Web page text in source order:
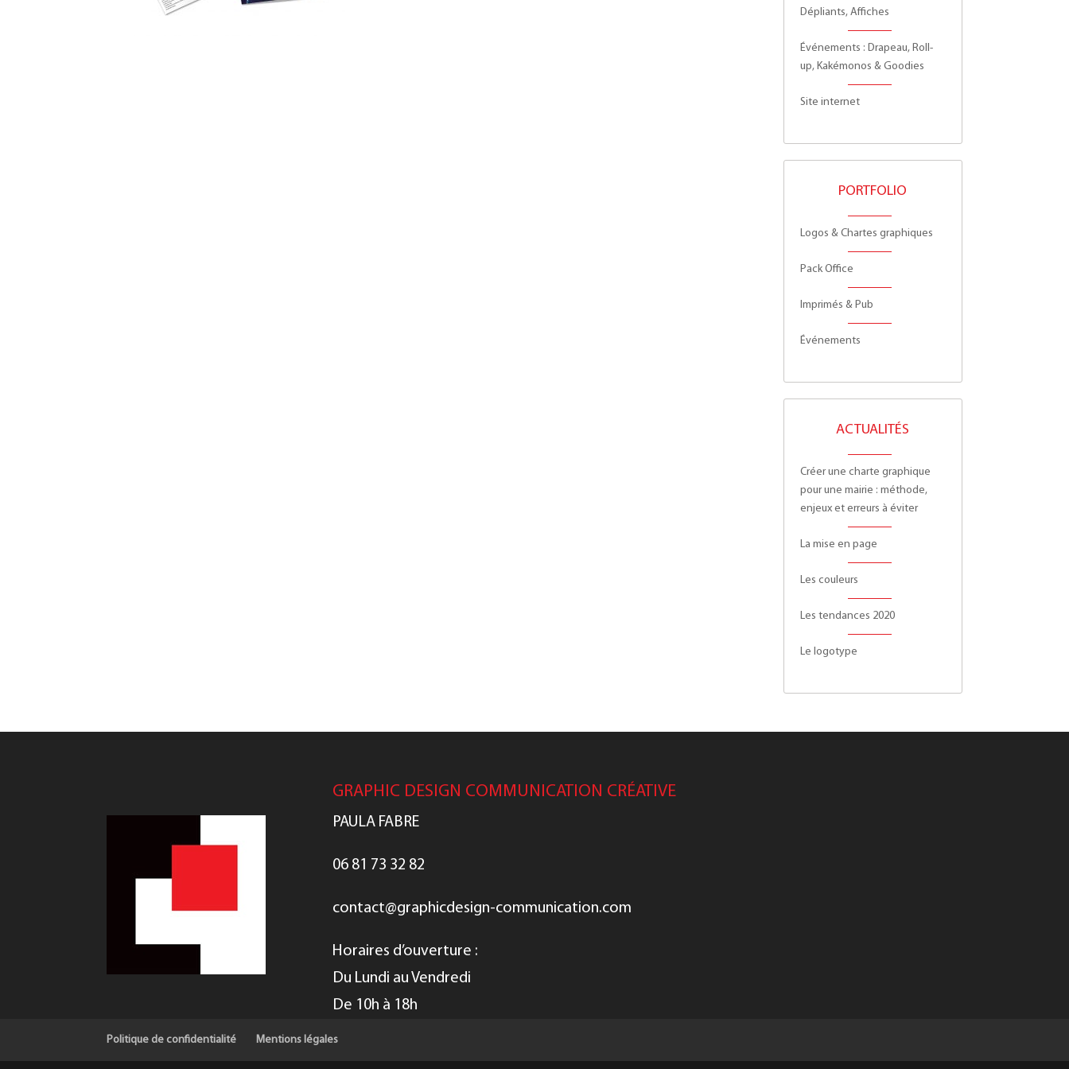
Dépliants, Affiches
Événements : Drapeau, Roll-
up, Kakémonos & Goodies
Site internet
PORTFOLIO
Logos & Chartes graphiques
Pack Office
Imprimés & Pub
Événements
ACTUALITÉS
Créer une charte graphique
pour une mairie : méthode,
enjeux et erreurs à éviter
La mise en page
Les couleurs
Les tendances 2020
Le logotype
GRAPHIC DESIGN COMMUNICATION CRÉATIVE
PAULA FABRE
06 81 73 32 82
contact@graphicdesign-communication.com
Horaires d’ouverture :
Du Lundi au Vendredi
De 10h à 18h
Politique de confidentialité Mentions légales